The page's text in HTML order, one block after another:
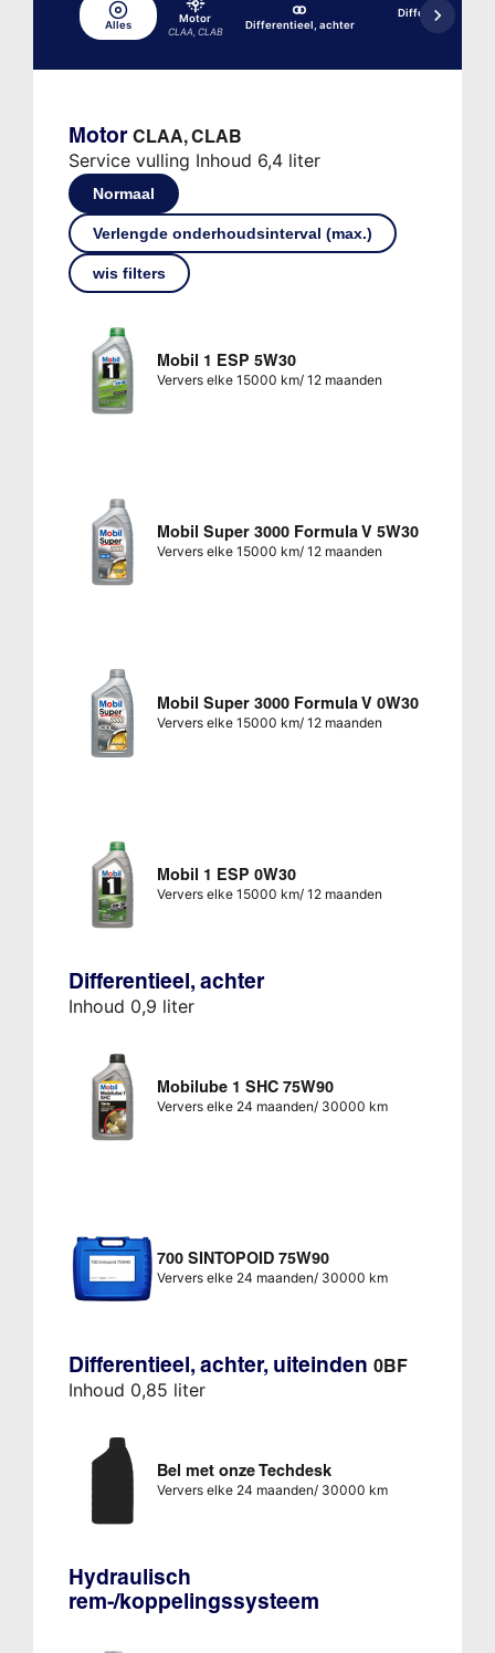
Alles
Motor
CLAA, CLAB
Differentieel, achter
Differentieel,
uiteinden
Motor CLAA, CLAB
Service vulling Inhoud 6,4 liter
Normaal
Verlengde onderhoudsinterval (max.)
wis filters
Mobil 1 ESP 5W30
Ververs elke 15000 km/ 12 maanden
Mobil Super 3000 Formula V 5W30
Ververs elke 15000 km/ 12 maanden
Mobil Super 3000 Formula V 0W30
Ververs elke 15000 km/ 12 maanden
Mobil 1 ESP 0W30
Ververs elke 15000 km/ 12 maanden
Differentieel, achter
Inhoud 0,9 liter
Mobilube 1 SHC 75W90
Ververs elke 24 maanden/ 30000 km
700 SINTOPOID 75W90
Ververs elke 24 maanden/ 30000 km
Differentieel, achter, uiteinden 0BF
Inhoud 0,85 liter
Bel met onze Techdesk
Ververs elke 24 maanden/ 30000 km
Hydraulisch
rem-/koppelingssysteem